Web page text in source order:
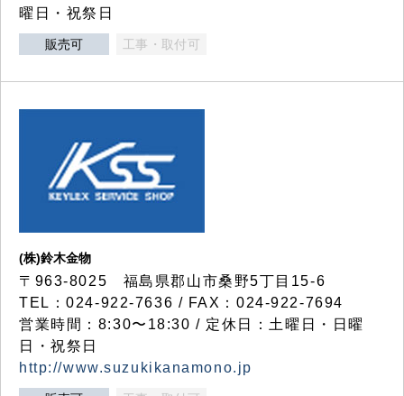
曜日・祝祭日
販売可 工事・取付可
(株)鈴木金物
〒963-8025 福島県郡山市桑野5丁目15-6
TEL：024-922-7636 / FAX：024-922-7694
営業時間：8:30〜18:30 / 定休日：土曜日・日曜
日・祝祭日
http://www.suzukikanamono.jp